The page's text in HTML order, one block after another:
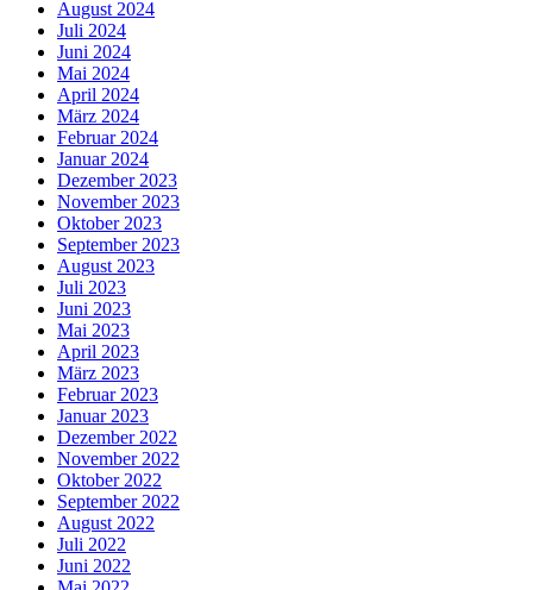
August 2024
Juli 2024
Juni 2024
Mai 2024
April 2024
März 2024
Februar 2024
Januar 2024
Dezember 2023
November 2023
Oktober 2023
September 2023
August 2023
Juli 2023
Juni 2023
Mai 2023
April 2023
März 2023
Februar 2023
Januar 2023
Dezember 2022
November 2022
Oktober 2022
September 2022
August 2022
Juli 2022
Juni 2022